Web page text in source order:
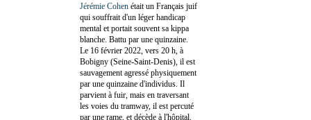
Jérémie Cohen était un Français juif
qui souffrait d'un léger handicap
mental et portait souvent sa kippa
blanche. Battu par une quinzaine.
Le 16 février 2022, vers 20 h, à
Bobigny (Seine-Saint-Denis), il est
sauvagement agressé physiquement
par une quinzaine d'individus. Il
parvient à fuir, mais en traversant
les voies du tramway, il est percuté
par une rame, et décède à l'hôpital.